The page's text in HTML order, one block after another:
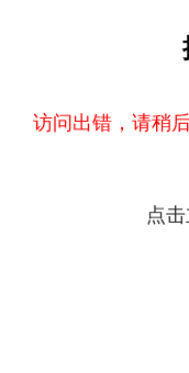
访问出错，请稍
点